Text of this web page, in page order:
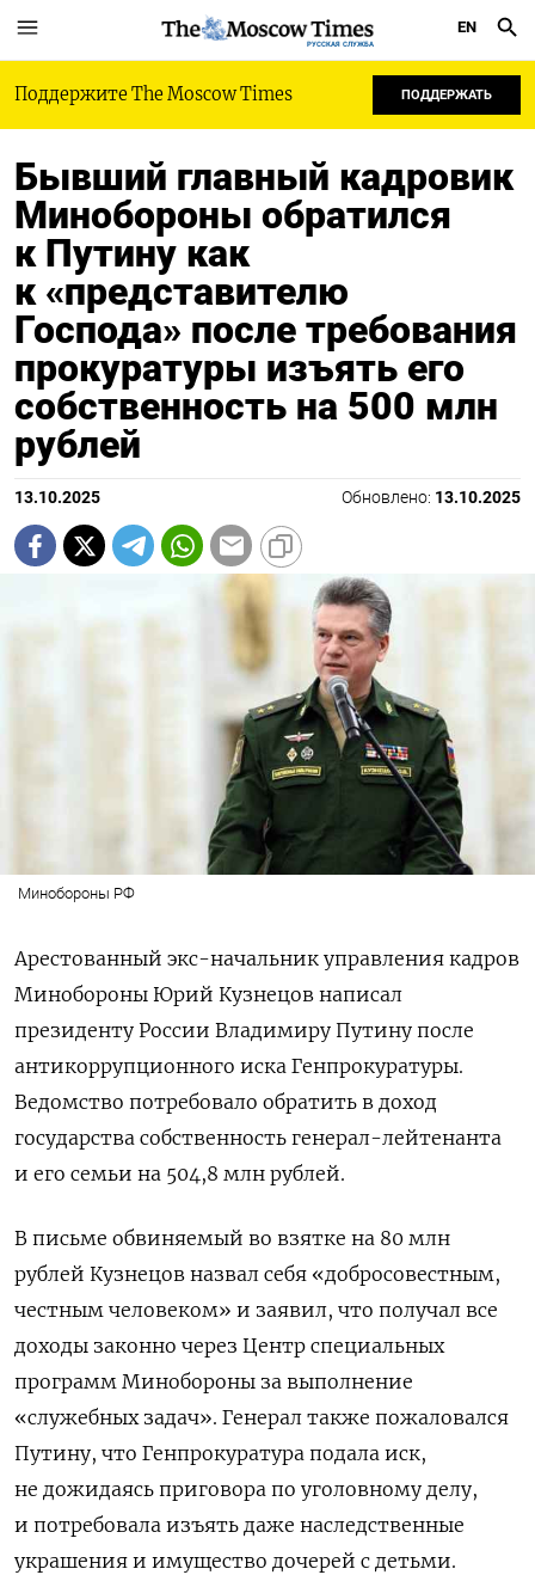
РУССКАЯ СЛУЖБА
EN
Поддержите The Moscow Times ПОДДЕРЖАТЬ
Бывший главный кадровик
Минобороны обратился
к Путину как
к «представителю
Господа» после требования
прокуратуры изъять его
собственность на 500 млн
рублей
13.10.2025 Обновлено: 13.10.2025
Минобороны РФ
Арестованный экс-начальник управления кадров
Минобороны Юрий Кузнецов написал
президенту России Владимиру Путину после
антикоррупционного иска Генпрокуратуры.
Ведомство потребовало обратить в доход
государства собственность генерал-лейтенанта
и его семьи на 504,8 млн рублей.
В письме обвиняемый во взятке на 80 млн
рублей Кузнецов назвал себя «добросовестным,
честным человеком» и заявил, что получал все
доходы законно через Центр специальных
программ Минобороны за выполнение
«служебных задач». Генерал также пожаловался
Путину, что Генпрокуратура подала иск,
не дожидаясь приговора по уголовному делу,
и потребовала изъять даже наследственные
украшения и имущество дочерей с детьми.